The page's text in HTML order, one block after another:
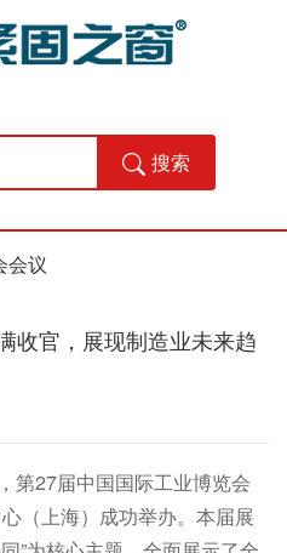
搜索
会议
收官，展现制造业未来趋
27届中国国际工业博览会
（上海）成功举办。本届展